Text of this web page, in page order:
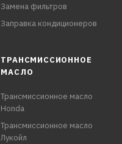
Замена фильтров
Заправка кондиционеров
ТРАНСМИССИОННОЕ
МАСЛО
Трансмиссионное масло
Honda
Трансмиссионное масло
Лукойл